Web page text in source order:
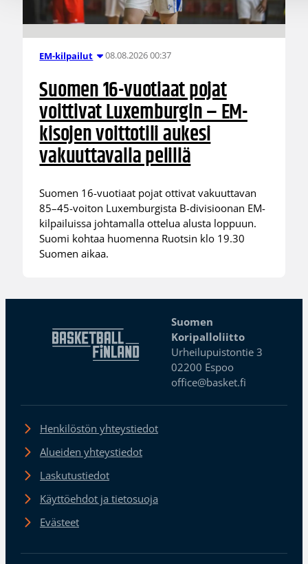
EM-kilpailut 08.08.2026 00:37
Suomen 16-vuotiaat pojat
voittivat Luxemburgin – EM-
kisojen voittotili aukesi
vakuuttavalla pelillä
Suomen 16-vuotiaat pojat ottivat vakuuttavan
85–45-voiton Luxemburgista B-divisioonan EM-
kilpailuissa johtamalla ottelua alusta loppuun.
Suomi kohtaa huomenna Ruotsin klo 19.30
Suomen aikaa.
Suomen
Koripalloliitto
Urheilupuistontie 3
02200 Espoo
office@basket.fi
Henkilöstön yhteystiedot
Alueiden yhteystiedot
Laskutustiedot
Käyttöehdot ja tietosuoja
Evästeet